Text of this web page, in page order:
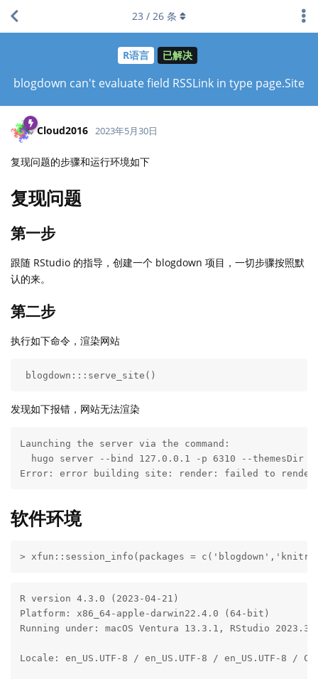
R语言 已解决
blogdown can't evaluate field RSSLink in type page.Site
23 / 26 条
Cloud2016 2023年5月30日
复现问题的步骤和运行环境如下
复现问题
第一步
跟随 RStudio 的指导，创建一个 blogdown 项目，一切步骤按照默
认的来。
第二步
执行如下命令，渲染网站
blogdown:::serve_site()
发现如下报错，网站无法渲染
Launching the server via the command:
hugo server --bind 127.0.0.1 -p 6310 --themesDir
Error: error building site: render: failed to render
软件环境
> xfun::session_info(packages =
R version 4.3.0 (2023-04-21)
Platform: x86_64-apple-darwin22.4.0 (64-bit)
Running under: macOS Ventura 13.3.1, RStudio
Locale: en_US.UTF-8 / en_US.UTF-8 / en_US.UTF-8 / C